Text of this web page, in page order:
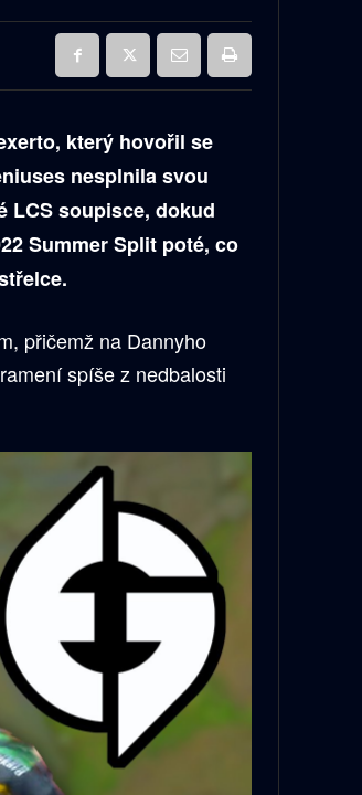
který hovořil se
nesplnila svou
LCS soupisce, dokud
Summer Split poté, co
přičemž na Dannyho
spíše z nedbalosti